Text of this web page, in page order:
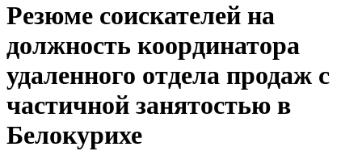
Резюме соискателей на
должность координатора
удаленного отдела продаж с
частичной занятостью в
Белокурихе